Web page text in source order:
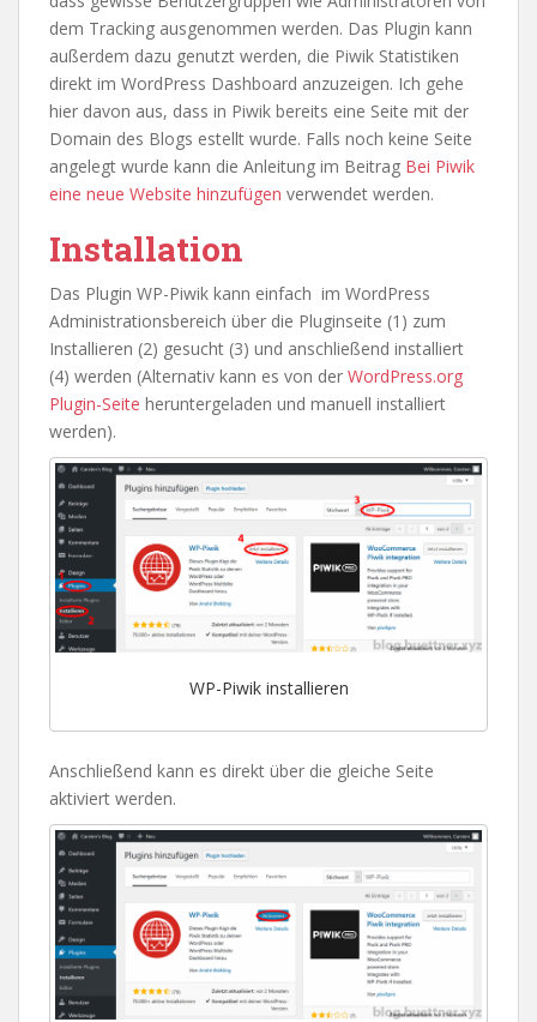
dem Tracking ausgenommen werden. Das Plugin kann
außerdem dazu genutzt werden, die Piwik Statistiken
direkt im WordPress Dashboard anzuzeigen. Ich gehe
hier davon aus, dass in Piwik bereits eine Seite mit der
Domain des Blogs estellt wurde. Falls noch keine Seite
angelegt wurde kann die Anleitung im Beitrag Bei Piwik
eine neue Website hinzufügen verwendet werden.
Installation
Das Plugin WP-Piwik kann einfach im WordPress
Administrationsbereich über die Pluginseite (1) zum
Installieren (2) gesucht (3) und anschließend installiert
(4) werden (Alternativ kann es von der WordPress.org
Plugin-Seite heruntergeladen und manuell installiert
werden).
WP-Piwik installieren
Anschließend kann es direkt über die gleiche Seite
aktiviert werden.